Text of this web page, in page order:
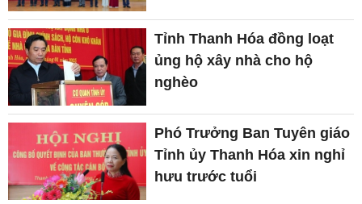
Tỉnh Thanh Hóa đồng loạt
ủng hộ xây nhà cho hộ
nghèo
Phó Trưởng Ban Tuyên giáo
Tỉnh ủy Thanh Hóa xin nghỉ
hưu trước tuổi